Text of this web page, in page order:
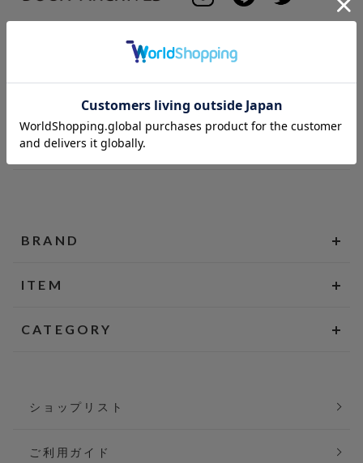
BRAND
ITEM
CATEGORY
ショップリスト
ご利用ガイド